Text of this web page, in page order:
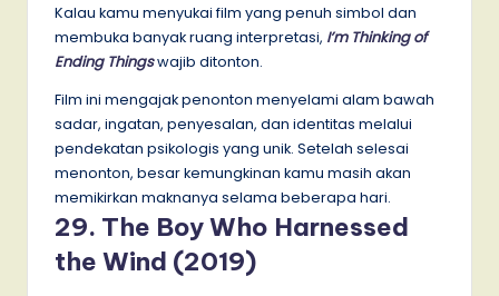
Kalau kamu menyukai film yang penuh simbol dan
membuka banyak ruang interpretasi, I’m Thinking of
Ending Thingswajib ditonton.
Film ini mengajak penonton menyelami alam bawah
sadar, ingatan, penyesalan, dan identitas melalui
pendekatan psikologis yang unik. Setelah selesai
menonton, besar kemungkinan kamu masih akan
memikirkan maknanya selama beberapa hari.
29. The Boy Who Harnessed
the Wind (2019)